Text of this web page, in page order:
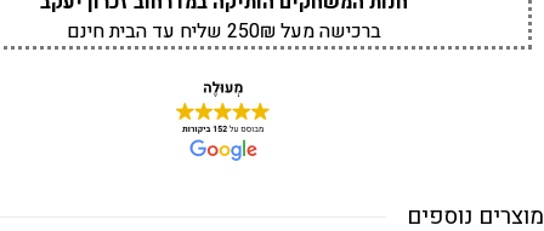
ברכישה מעל 250₪ שליח עד הבית חינם
מוצרים נוספים